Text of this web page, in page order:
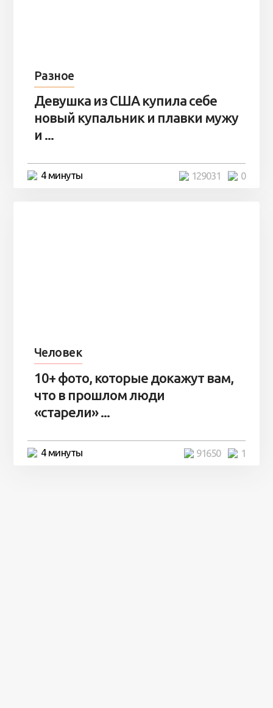
Разное
Девушка из США купила себе
новый купальник и плавки мужу
и ...
4 минуты 0
129031
Человек
10+ фото, которые докажут вам,
что в прошлом люди
«старели» ...
4 минуты 1
91650